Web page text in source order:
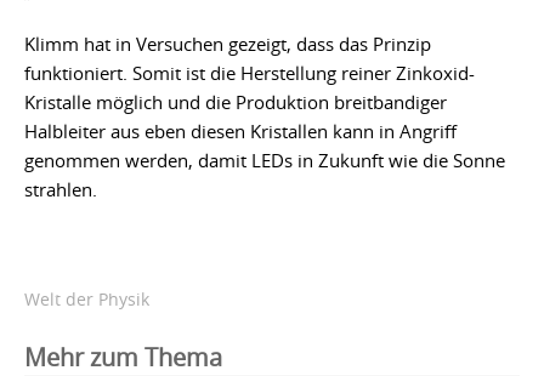
Klimm hat in Versuchen gezeigt, dass das Prinzip
funktioniert. Somit ist die Herstellung reiner Zinkoxid-
Kristalle möglich und die Produktion breitbandiger
Halbleiter aus eben diesen Kristallen kann in Angriff
genommen werden, damit LEDs in Zukunft wie die Sonne
strahlen.
Welt der Physik
Mehr zum Thema